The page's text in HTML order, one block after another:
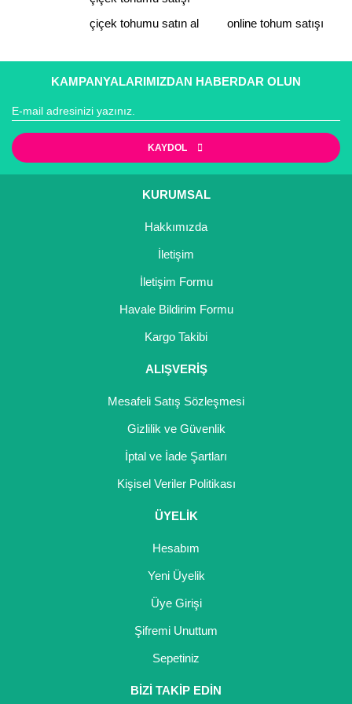
Gönder
çiçek tohumu satın al
online tohum satışı
KAMPANYALARIMIZDAN HABERDAR OLUN
KAYDOL
KURUMSAL
Hakkımızda
İletişim
İletişim Formu
Havale Bildirim Formu
Kargo Takibi
ALIŞVERİŞ
Mesafeli Satış Sözleşmesi
Gizlilik ve Güvenlik
İptal ve İade Şartları
Kişisel Veriler Politikası
ÜYELİK
Hesabım
Yeni Üyelik
Üye Girişi
Şifremi Unuttum
Sepetiniz
BİZİ TAKİP EDİN